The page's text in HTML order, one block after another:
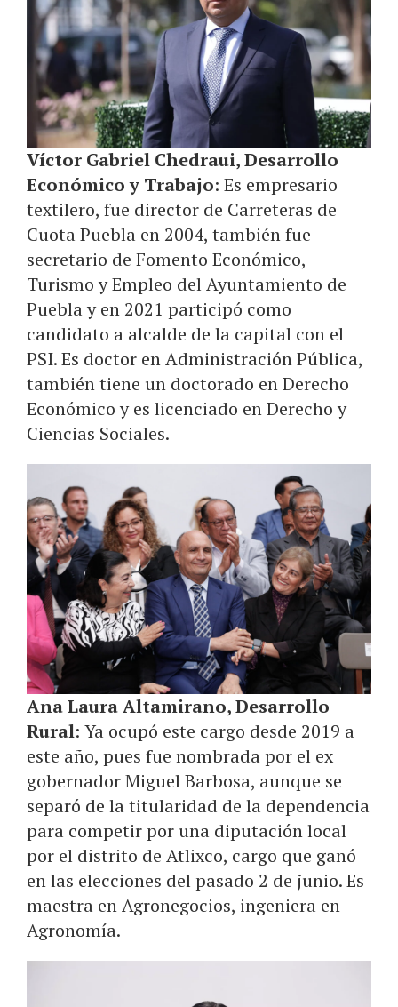
Víctor Gabriel Chedraui, Desarrollo
Económico y Trabajo: Es empresario
textilero, fue director de Carreteras de
Cuota Puebla en 2004, también fue
secretario de Fomento Económico,
Turismo y Empleo del Ayuntamiento de
Puebla y en 2021 participó como
candidato a alcalde de la capital con el
PSI. Es doctor en Administración Pública,
también tiene un doctorado en Derecho
Económico y es licenciado en Derecho y
Ciencias Sociales.
Ana Laura Altamirano, Desarrollo
Rural: Ya ocupó este cargo desde 2019 a
este año, pues fue nombrada por el ex
gobernador Miguel Barbosa, aunque se
separó de la titularidad de la dependencia
para competir por una diputación local
por el distrito de Atlixco, cargo que ganó
en las elecciones del pasado 2 de junio. Es
maestra en Agronegocios, ingeniera en
Agronomía.